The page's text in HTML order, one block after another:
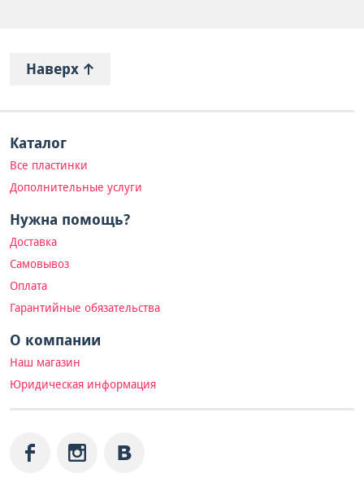
Наверх
Каталог
Все пластинки
Дополнительные услуги
Нужна помощь?
Доставка
Самовывоз
Оплата
Гарантийные обязательства
О компании
Наш магазин
Юридическая информация